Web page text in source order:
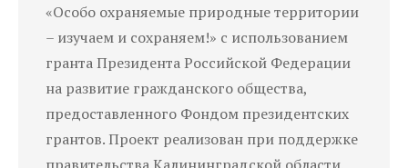
«Особо охраняемые природные территории
– изучаем и сохраняем!» с использованием
гранта Президента Российской Федерации
на развитие гражданского общества,
предоставленного Фондом президентских
грантов. Проект реализован при поддержке